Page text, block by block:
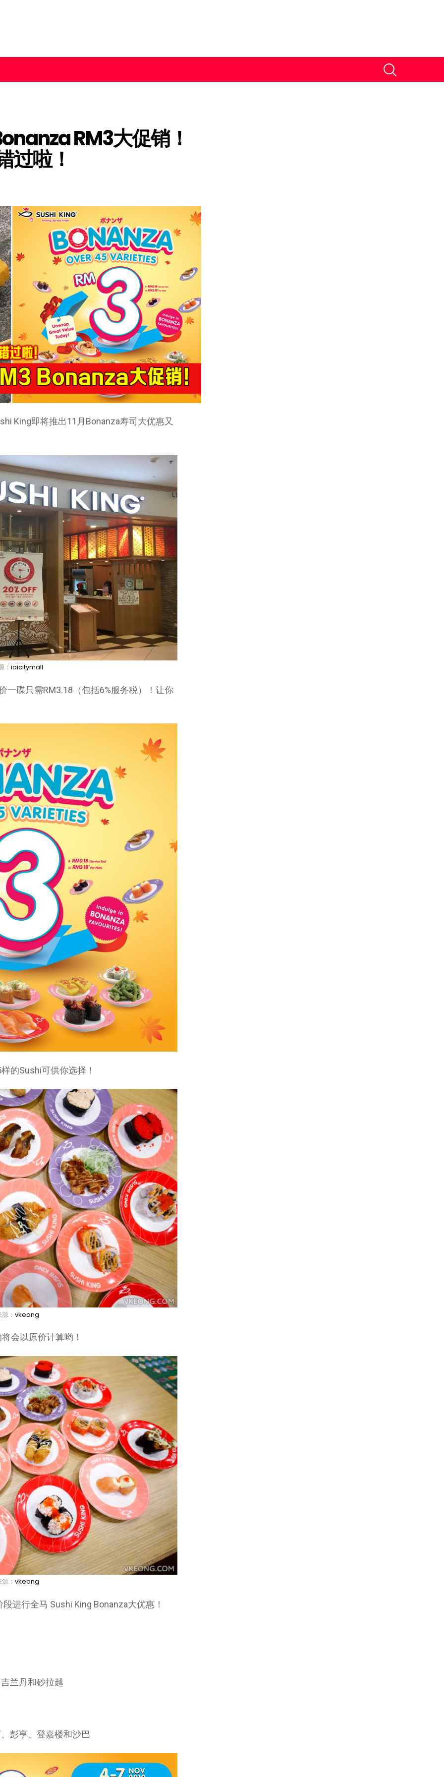
RM3大促销！
过啦！
King即将推出11月Bonanza寿司大优惠又
： ioicitymall
一碟只需RM3.18（包括6%服务税）！让你
的Sushi可供你选择！
： vkeong
会以原价计算哟！
： vkeong
进行全马 Sushi King Bonanza大优惠！
兰丹和砂拉越
彭亨、登嘉楼和沙巴